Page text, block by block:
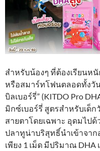
สำหรับน้องๆ ที่ต้องเรียนห
หรือสมาร์ทโฟนตลอดทั้งวัน
บิลเบอร์รี่” (KITDO Pro
มิกซ์เบอร์รี่ สูตรสำหรับเด็
สายตาโดยเฉพาะ อุดมไปด้
ปลาทูน่าบริสุทธิ์นำเข้าจาก
เพียง 1 เม็ด มีปริมาณ